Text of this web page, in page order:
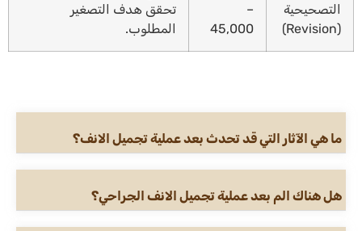
التصحيحية
(Revision)
–
45,000
تحقق هدف التصغير
المطلوب.
ما هي الآثار التي قد تحدث بعد عملية تجميل الانف؟
هل هناك الم بعد عملية تجميل الانف الجراحي؟